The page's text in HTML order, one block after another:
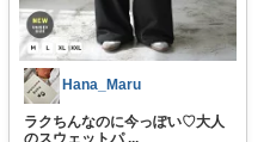
Hana_Maru
ラクちんなのに今っぽい♡大人
のスウェットパ ...